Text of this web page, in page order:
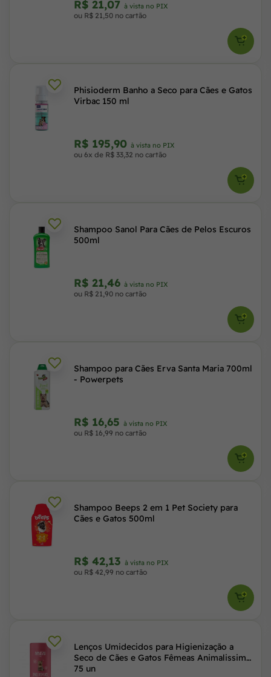
R$ 21,07 à vista no PIX
ou R$ 21,50 no cartão
Phisioderm Banho a Seco para Cães e Gatos
Virbac 150 ml
R$ 195,90 à vista no PIX
ou 6x de R$ 33,32 no cartão
Shampoo Sanol Para Cães de Pelos Escuros
500ml
R$ 21,46 à vista no PIX
ou R$ 21,90 no cartão
Shampoo para Cães Erva Santa Maria 700ml
- Powerpets
R$ 16,65 à vista no PIX
ou R$ 16,99 no cartão
Shampoo Beeps 2 em 1 Pet Society para
Cães e Gatos 500ml
R$ 42,13 à vista no PIX
ou R$ 42,99 no cartão
Lenços Umidecidos para Higienização a
Seco de Cães e Gatos Fêmeas Animalissimo
75 un